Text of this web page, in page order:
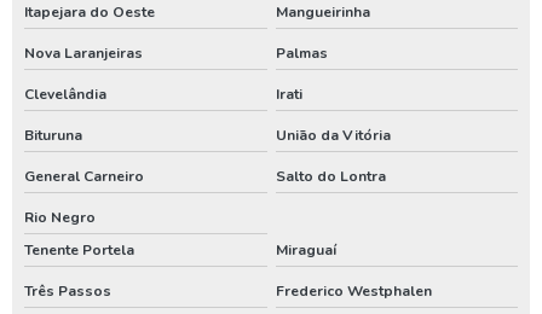
Manutenção de bomba submersa
Manutenção de poço artesiano
Manutenção de poço artesiano preço
Manutenção preventiva em poços tubulares
Manutenção preventiva poço artesiano
Itapejara do Oeste Mangueirinha
Nova Laranjeiras Palmas
Clevelândia Irati
Bituruna União da Vitória
General Carneiro Salto do Lontra
Rio Negro
Tenente Portela
Miraguaí
Três Passos Frederico Westphalen